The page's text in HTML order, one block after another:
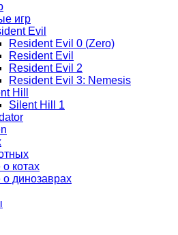
игр
Evil
Resident Evil 0 (Zero)
Resident Evil
Resident Evil 2
Resident Evil 3: Nemesis
Hill
Silent Hill 1
о котах
о динозаврах